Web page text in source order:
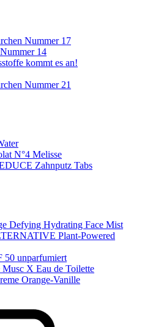
Nummer 17
14
kommt es an!
Nummer 21
N°4 Melisse
Zahnputz Tabs
Defying Hydrating Face Mist
Plant-Powered
50 unparfumiert
X Eau de Toilette
Orange-Vanille